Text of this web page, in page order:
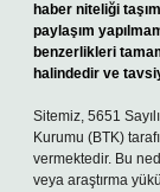
haber niteliği
paylaşım
benzerlikleri
halindedir ve
Sitemiz, 5651
Kurumu (BTK)
vermektedir. Bu
veya araştırma